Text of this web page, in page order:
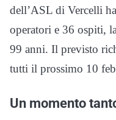
dell’ASL di Vercelli
operatori e 36 ospiti,
99 anni. Il previsto
tutti il prossimo 10
Un momento